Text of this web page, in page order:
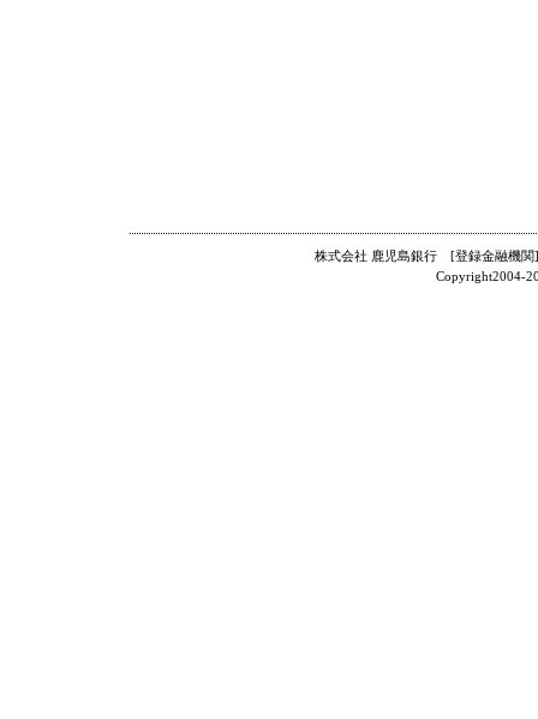
株式会社 鹿児島銀行 [登録金融機
Copyright2004-